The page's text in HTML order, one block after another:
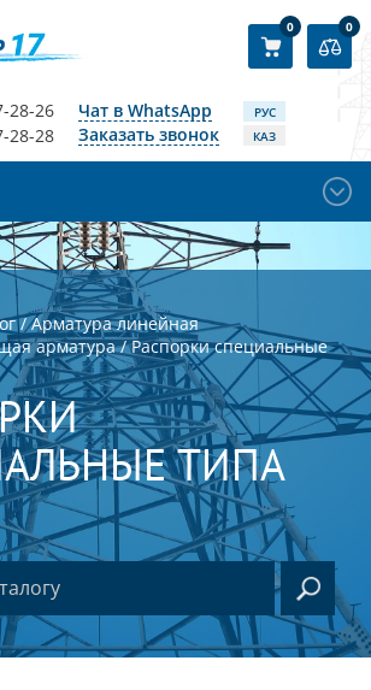
28-26
28-28
Чат в WhatsApp
Заказать звонок
РУС
КАЗ
0 0
/Арматура линейная
арматура/Распорки специальные
ТИПА